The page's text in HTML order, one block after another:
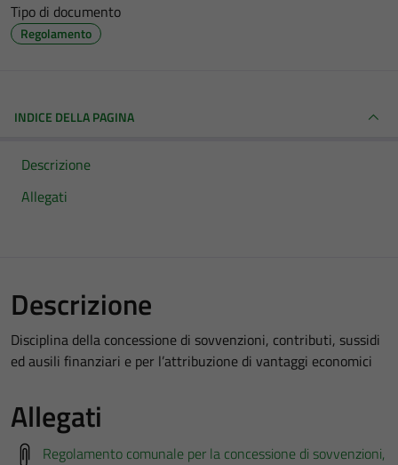
Tipo di documento
Regolamento
INDICE DELLA PAGINA
Descrizione
Allegati
Descrizione
Disciplina della concessione di sovvenzioni, contributi, sussidi
ed ausili finanziari e per l’attribuzione di vantaggi economici
Allegati
Regolamento comunale per la concessione di sovvenzioni,